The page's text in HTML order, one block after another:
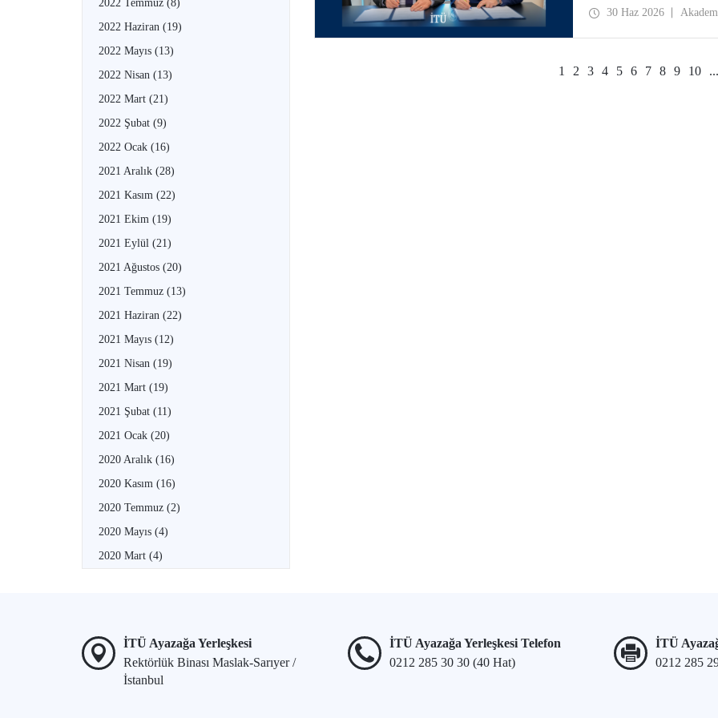
2022 Temmuz (8)
2022 Haziran (19)
2022 Mayıs (13)
2022 Nisan (13)
2022 Mart (21)
2022 Şubat (9)
2022 Ocak (16)
2021 Aralık (28)
2021 Kasım (22)
2021 Ekim (19)
2021 Eylül (21)
2021 Ağustos (20)
2021 Temmuz (13)
2021 Haziran (22)
2021 Mayıs (12)
2021 Nisan (19)
2021 Mart (19)
2021 Şubat (11)
2021 Ocak (20)
2020 Aralık (16)
2020 Kasım (16)
2020 Temmuz (2)
2020 Mayıs (4)
2020 Mart (4)
30 Haz 2026
1 2 3 4 5 6 7 8 9 10 ...
İTÜ Ayazağa Yerleşkesi
Rektörlük Binası Maslak-Sarıyer /
İstanbul
İTÜ Ayazağa Yerleşkesi Telefon
0212 285 30 30 (40 Hat)
İTÜ
0212 285